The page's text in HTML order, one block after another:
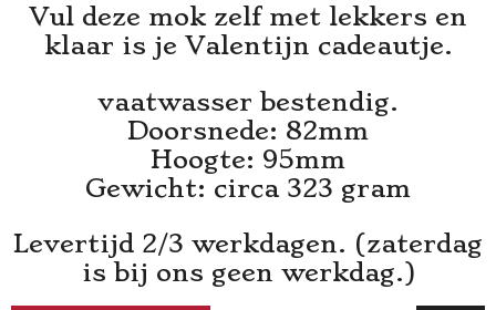
n
e
n
Vul deze mok zelf met lekkers en
klaar is je Valentijn cadeautje.
vaatwasser bestendig.
Doorsnede: 82mm
Hoogte: 95mm
Gewicht: circa 323 gram
Levertijd 2/3 werkdagen. (zaterdag
is bij ons geen werkdag.)